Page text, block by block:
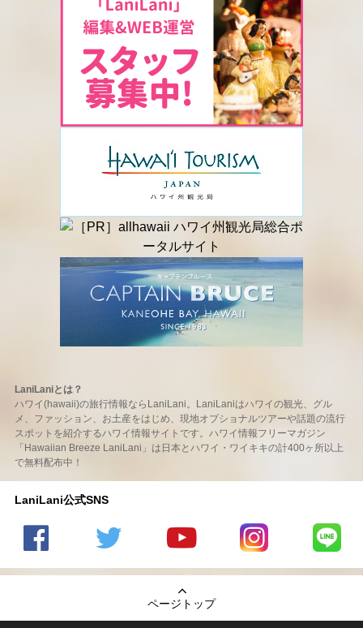
LaniLaniとは？
ハワイ(hawaii)の旅行情報ならLaniLani。LaniLaniはハワイの観光、グル
メ、ファッション、お土産をはじめ、現地オプショナルツアーや話題の流行
スポットを紹介するハワイ情報サイトです。ハワイ情報フリーマガジン
「Hawaiian Breeze LaniLani」は日本とハワイ・ワイキキの計400ヶ所以上
で無料配布中！
LaniLani公式SNS
の
のtwitter
の
Youtube
チャンネ
LaniLani
LaniLani
ページトップ